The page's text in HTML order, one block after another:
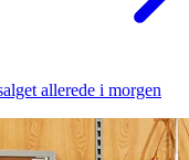
allerede i morgen